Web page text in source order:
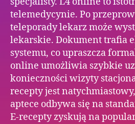
telemedycynie. Po
teleporady lekarz może
lekarskie. Dokument trafia
systemu, co upraszcza
online umożliwia szybkie
konieczności wizyty
recepty jest
aptece odbywa się na
E-recepty zyskują na